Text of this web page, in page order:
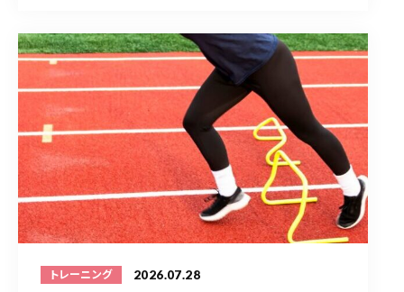
トレーニング 2026.07.28